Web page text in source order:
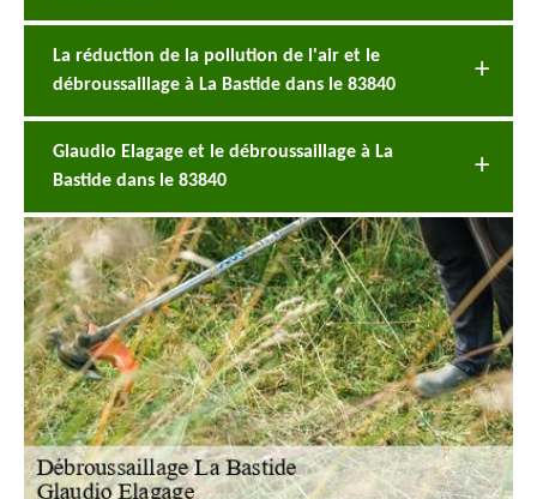
La réduction de la pollution de l'air et le
débroussaillage à La Bastide dans le 83840
Glaudio Elagage et le débroussaillage à La
Bastide dans le 83840